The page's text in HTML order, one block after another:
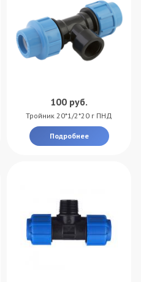
100 руб.
Тройник 20*1/2*20 г ПНД
Подробнее